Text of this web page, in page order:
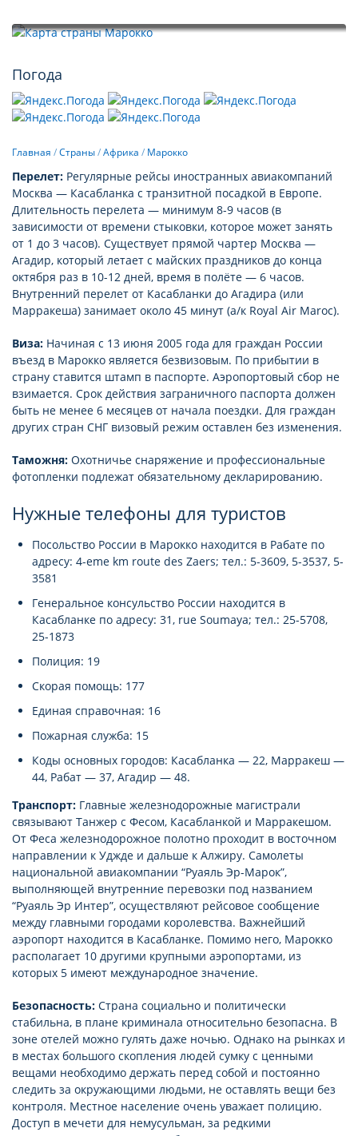
Погода
Главная /Страны/Африка / Марокко
Перелет: Регулярные рейсы иностранных авиакомпаний
Москва — Касабланка с транзитной посадкой в Европе.
Длительность перелета — минимум 8-9 часов (в
зависимости от времени стыковки, которое может занять
от 1 до 3 часов). Существует прямой чартер Москва —
Агадир, который летает с майских праздников до конца
октября раз в 10-12 дней, время в полёте — 6 часов.
Внутренний перелет от Касабланки до Агадира (или
Марракеша) занимает около 45 минут (а/к Royal Air Maroc).
Виза: Начиная с 13 июня 2005 года для граждан России
въезд в Марокко является безвизовым. По прибытии в
страну ставится штамп в паспорте. Аэропортовый сбор не
взимается. Срок действия заграничного паспорта должен
быть не менее 6 месяцев от начала поездки. Для граждан
других стран СНГ визовый режим оставлен без изменения.
Таможня: Охотничье снаряжение и профессиональные
фотопленки подлежат обязательному декларированию.
Нужные телефоны для туристов
Посольство России в Марокко находится в Рабате по
адресу: 4-eme km route des Zaers; тел.: 5-3609, 5-3537, 5-
3581
Генеральное консульство России находится в
Касабланке по адресу: 31, rue Soumaya; тел.: 25-5708,
25-1873
Полиция: 19
Скорая помощь: 177
Единая справочная: 16
Пожарная служба: 15
Коды основных городов: Касабланка — 22, Марракеш —
44, Рабат — 37, Агадир — 48.
Транспорт: Главные железнодорожные магистрали
связывают Танжер с Фесом, Касабланкой и Марракешом.
От Феса железнодорожное полотно проходит в восточном
направлении к Уджде и дальше к Алжиру. Самолеты
национальной авиакомпании “Руаяль Эр-Марок”,
выполняющей внутренние перевозки под названием
“Руаяль Эр Интер”, осуществляют рейсовое сообщение
между главными городами королевства. Важнейший
аэропорт находится в Касабланке. Помимо него, Марокко
располагает 10 другими крупными аэропортами, из
которых 5 имеют международное значение.
Безопасность: Страна социально и политически
стабильна, в плане криминала относительно безопасна. В
зоне отелей можно гулять даже ночью. Однако на рынках и
в местах большого скопления людей сумку с ценными
вещами необходимо держать перед собой и постоянно
следить за окружающими людьми, не оставлять вещи без
контроля. Местное население очень уважает полицию.
Доступ в мечети для немусульман, за редкими